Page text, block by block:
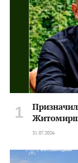
31.07.2026